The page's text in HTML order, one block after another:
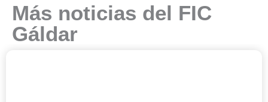
Más noticias del FIC
Gáldar